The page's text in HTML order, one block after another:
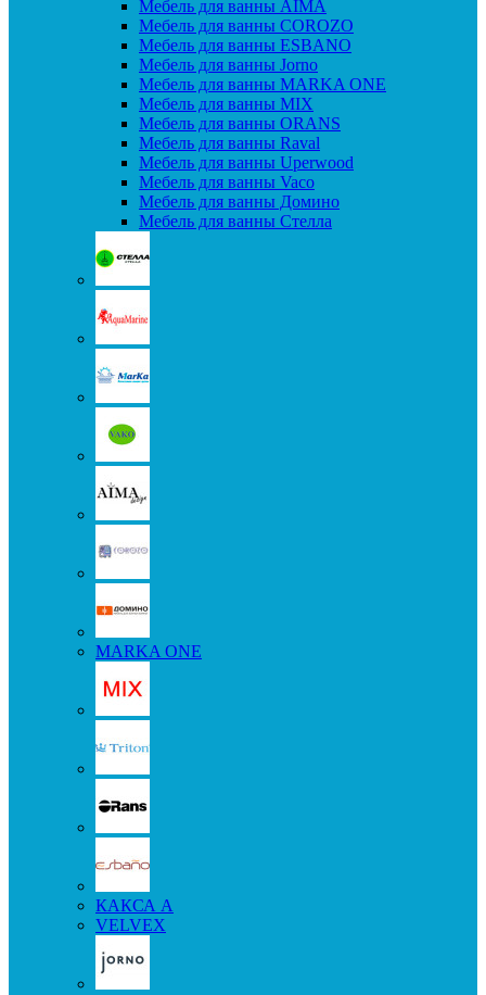
Мебель для ванны AIMA
Мебель для ванны COROZO
Мебель для ванны ESBANO
Мебель для ванны Jorno
Мебель для ванны MARKA ONE
Мебель для ванны MIX
Мебель для ванны ORANS
Мебель для ванны Raval
Мебель для ванны Uperwood
Мебель для ванны Vaco
Мебель для ванны Домино
Мебель для ванны Стелла
MARKA ONE
КАКСА А
VELVEX